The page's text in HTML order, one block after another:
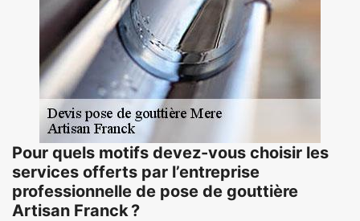
Pour quels motifs devez-vous choisir les
services offerts par l’entreprise
professionnelle de pose de gouttière
Artisan Franck ?